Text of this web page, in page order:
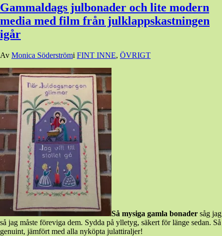
Gammaldags julbonader och lite modern
media med film från julklappskastningen
igår
Den
december,
Av Monica Söderströmi FINT INNE, ÖVRIGT
Så mysiga gamla bonader såg jag
så jag måste föreviga dem. Sydda på ylletyg, säkert för länge sedan. Så
genuint, jämfört med alla nyköpta julattiraljer!